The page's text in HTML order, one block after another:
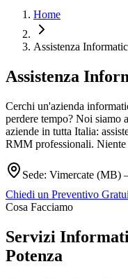
Home
Assistenza
Assistenza
Cerchi un'azienda
perdere tempo? Noi
aziende in tutta Italia:
RMM professionali. Niente
Sede: Vimercate (MB)
Chiedi un Preventivo
Cosa Facciamo
Servizi
Potenza